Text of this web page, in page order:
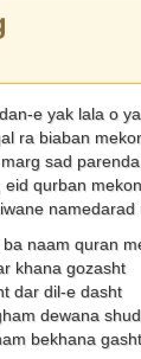
e yak lala o
ra biaban
sad
qurban
namedarad
naam quran
khana gozasht
dar dil-e dasht
dewana shud
bekhana gasht